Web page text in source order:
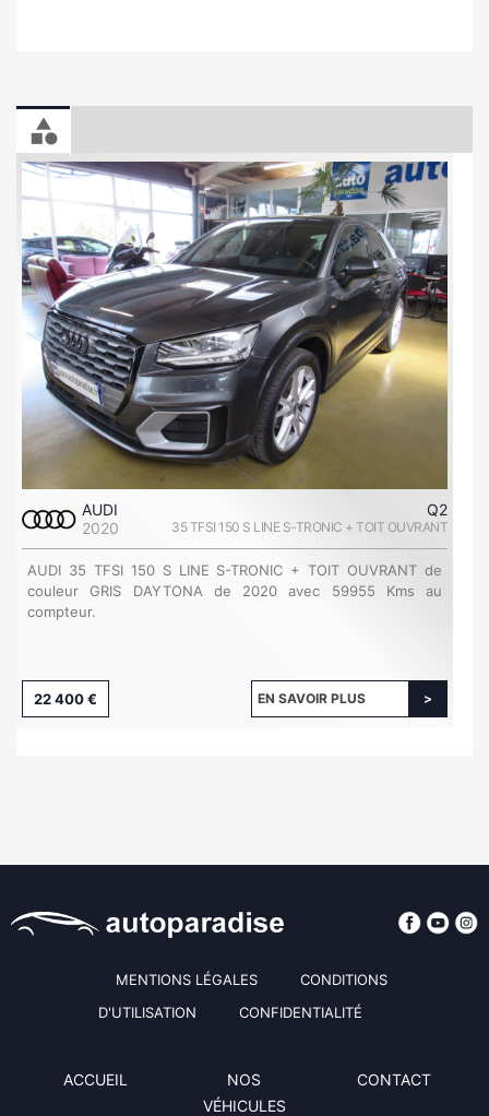
AUDI
Q2
2020
35 TFSI 150 S LINE S-TRONIC + TOIT OUVRANT
AUDI 35 TFSI 150 S LINE S-TRONIC + TOIT OUVRANT de
couleur GRIS DAYTONA de 2020 avec 59955 Kms au
compteur.
22 400 € EN SAVOIR PLUS
MENTIONS LÉGALES
CONDITIONS
D'UTILISATION
CONFIDENTIALITÉ
ACCUEIL
NOS
VÉHICULES
CONTACT